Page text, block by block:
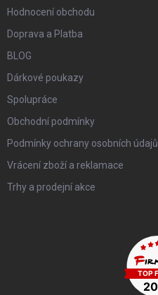
Hodnocení obchodu
Doprava a Platba
BLOG
Dárkové poukazy
Spolupráce
Obchodní podmínky
Podmínky ochrany osobních údajů
Vrácení zboží a reklamace
Trhy a prodejní akce